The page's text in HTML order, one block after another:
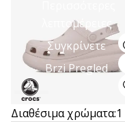
λεπτομέρειες
Συγκρίνετε
Brzi Pregled
Διαθέσιμα χρώματα:1